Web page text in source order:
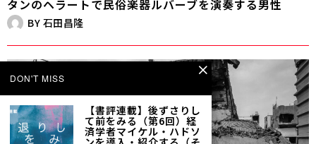
タンのヘラートで民俗楽器ルバーブを演奏する男性
BY 石田昌隆
DON'T MISS
【書評連載】後ずさりし
て前をみる（第6回）経
済学者マイケル・ハドソ